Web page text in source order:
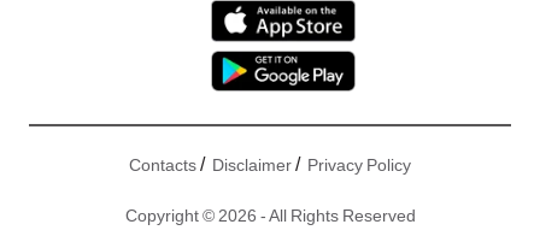
Contacts/ Disclaimer/ Privacy Policy
Copyright © 2026 - All Rights Reserved